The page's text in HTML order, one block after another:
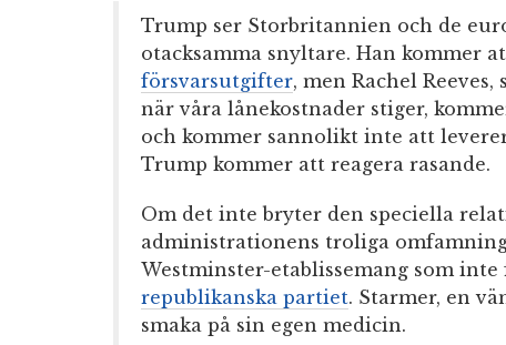
Trump ser Storbritannien och de
otacksamma snyltare. Han kommer
försvarsutgifter, men Rachel
när våra lånekostnader stiger,
och kommer sannolikt inte att
Trump kommer att reagera rasande.
Om det inte bryter den speciella
administrationens troliga
Westminster-etablissemang som
republikanska partiet. Starmer, en
smaka på sin egen medicin.